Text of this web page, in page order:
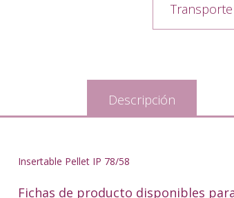
Descripción
Insertable Pellet IP 78/58
Fichas de producto disponibles